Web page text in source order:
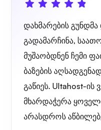
დახმარების
გადამარჩინა,
მუშაობდნენ ჩემი
ბაზების
გაწიეს. Ultahost-ის
მხარდაჭერა
არასდროს